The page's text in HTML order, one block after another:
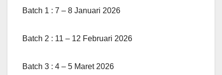
Batch 1 : 7 – 8 Januari 2026
Batch 2 : 11 – 12 Februari 2026
Batch 3 : 4 – 5 Maret 2026